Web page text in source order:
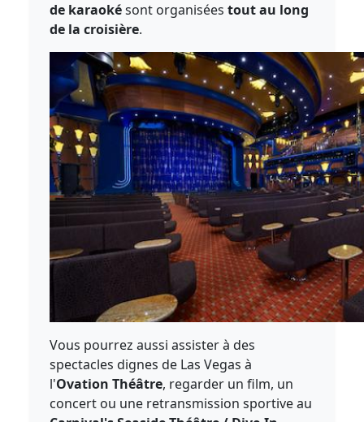
de karaokésont organiséestout au long
de la croisière.
Vous pourrez aussi assister à des
spectacles dignes de Las Vegas à
l'Ovation Théâtre, regarder un film, un
concert ou une retransmission sportive au